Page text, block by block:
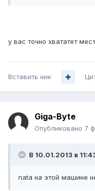
у вас точно хвататет
Вставить ник
Giga-Byte
Опубликовано 7
В 10.01.2013 в
nata на этой машине